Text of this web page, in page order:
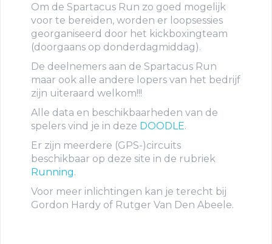
Om de Spartacus Run zo goed mogelijk
voor te bereiden, worden er loopsessies
georganiseerd door het kickboxingteam
(doorgaans op donderdagmiddag).
De deelnemers aan de Spartacus Run
maar ook alle andere lopers van het bedrijf
zijn uiteraard welkom!!!
Alle data en beschikbaarheden van de
spelers vind je in deze DOODLE.
Er zijn meerdere (GPS-)circuits
beschikbaar op deze site in de rubriek
Running.
Voor meer inlichtingen kan je terecht bij
Gordon Hardy of Rutger Van Den Abeele.